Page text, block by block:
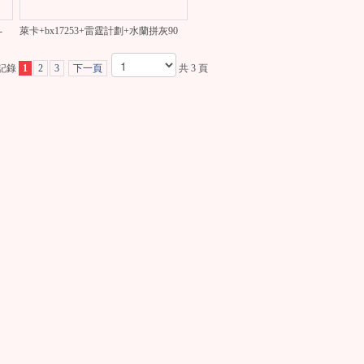
萊卡+bx17253+雷霆計劃+水蘭拼灰9053邊+90-180
錄 1 2 3 下一頁 共 3 頁